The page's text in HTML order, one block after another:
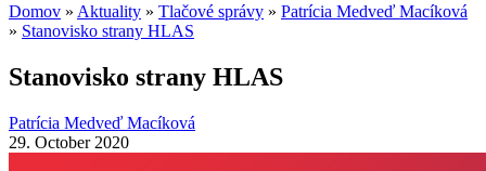
Domov » Aktuality » Tlačové správy » Patrícia Medveď Macíková
» Stanovisko strany HLAS
Stanovisko strany HLAS
Patrícia Medveď Macíková
29. October 2020